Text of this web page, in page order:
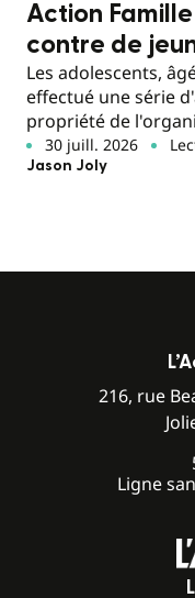
Action
contre de
Les adolescents,
effectué une série
propriété de
30 juill. 2026
Jason Joly
216, rue
Ligne